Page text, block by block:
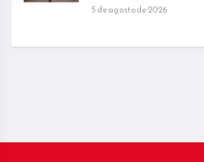
5 de agosto de 2026